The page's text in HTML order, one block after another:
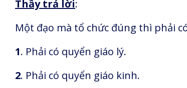
Thầy trả lời:
Một đạo mà tổ chức đúng thì phải
1. Phải có quyển giáo lý.
2. Phải có quyển giáo kinh.